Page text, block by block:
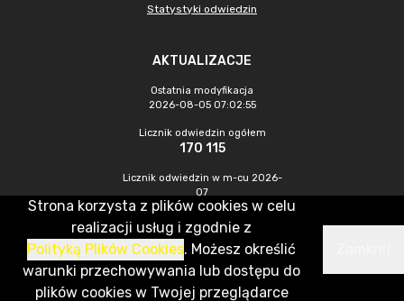
Statystyki odwiedzin
AKTUALIZACJE
Ostatnia modyfikacja
2026-08-05 07:02:55
Licznik odwiedzin ogółem
170 115
Licznik odwiedzin w m-cu 2026-
07
343
CMS & Hosting: Nefeni Sp. z o.o.
Strona korzysta z plików cookies w celu
realizacji usług i zgodnie z
Polityką Plików Cookies. Możesz określić
warunki przechowywania lub dostępu do
plików cookies w Twojej przeglądarce